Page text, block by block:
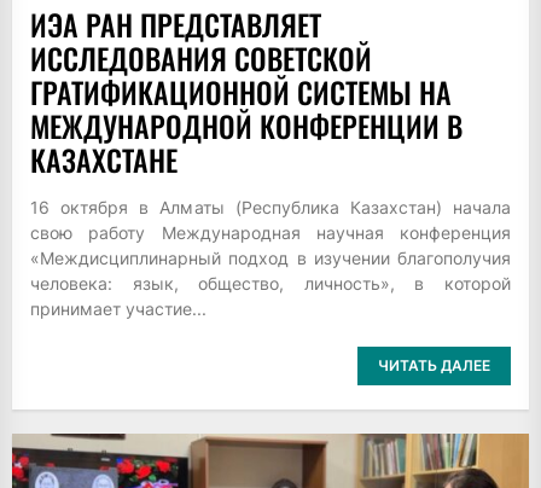
ИЭА РАН ПРЕДСТАВЛЯЕТ
ИССЛЕДОВАНИЯ СОВЕТСКОЙ
ГРАТИФИКАЦИОННОЙ СИСТЕМЫ НА
МЕЖДУНАРОДНОЙ КОНФЕРЕНЦИИ В
КАЗАХСТАНЕ
16 октября в Алматы (Республика Казахстан) начала
свою работу Международная научная конференция
«Междисциплинарный подход в изучении благополучия
человека: язык, общество, личность», в которой
принимает участие...
ЧИТАТЬ ДАЛЕЕ